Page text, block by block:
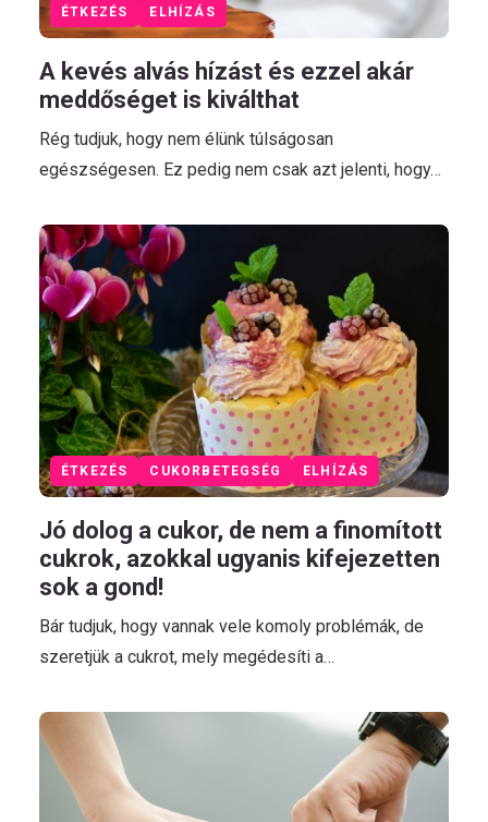
ÉTKEZÉS ELHÍZÁS
A kevés alvás hízást és ezzel akár
meddőséget is kiválthat
Rég tudjuk, hogy nem élünk túlságosan
egészségesen. Ez pedig nem csak azt jelenti, hogy…
ÉTKEZÉS CUKORBETEGSÉG ELHÍZÁS
Jó dolog a cukor, de nem a finomított
cukrok, azokkal ugyanis kifejezetten
sok a gond!
Bár tudjuk, hogy vannak vele komoly problémák, de
szeretjük a cukrot, mely megédesíti a…